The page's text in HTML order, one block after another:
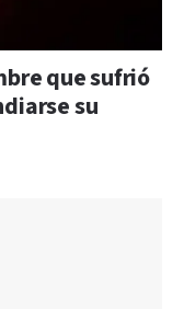
que sufrió
su